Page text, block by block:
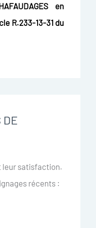
en
R.233-13-31 du
DE
leur satisfaction.
récents :